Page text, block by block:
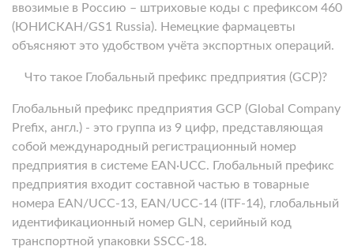
ввозимые в Россию – штриховые коды с префиксом 460
(ЮНИСКАН/GS1 Russia). Немецкие фармацевты
объясняют это удобством учёта экспортных операций.
Что такое Глобальный префикс предприятия (GCP)?
Глобальный префикс предприятия GCP (Global Company
Prefix, англ.) - это группа из 9 цифр, представляющая
собой международный регистрационный номер
предприятия в системе EAN·UCC. Глобальный префикс
предприятия входит составной частью в товарные
номера EAN/UCC-13, EAN/UCC-14 (ITF-14), глобальный
идентификационный номер GLN, серийный код
транспортной упаковки SSCC-18.